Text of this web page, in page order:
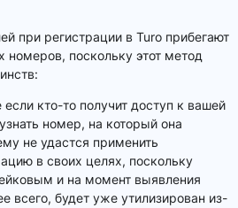
при регистрации в Turo прибегают
номеров, поскольку этот метод
кто-то получит доступ к вашей
номер, на который она
не удастся применить
в своих целях, поскольку
и на момент выявления
всего, будет уже утилизирован из-